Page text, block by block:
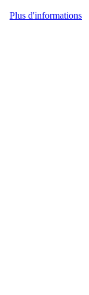
Plus d'informations